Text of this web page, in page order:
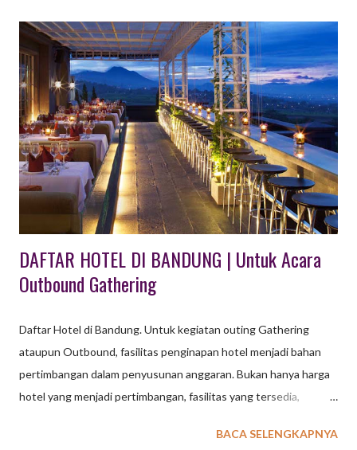
Kuningan dan Cirebon sebagai destinasi yang menarik.
Tentunya paket outing outbound gathering perlu dikemas secra
apik dengan menggabungkan beberapa tempat wisata di
Majalengka dan Kuningan. Berikut ini beberapa ulasan tempat
wisata di Majalengka & Kuningan yang kami ambil dari sumber
www.tempatwisataunik.com 40 Tempat Wisata di Majalengka &
Kuningan Kabupaten di Jawa Barat ini pada awalnya bernama
Kabupaten Maja. Berlokasi di bagian timur Jawa Ba...
DAFTAR HOTEL DI BANDUNG | Untuk Acara
Outbound Gathering
Daftar Hotel di Bandung. Untuk kegiatan outing Gathering
ataupun Outbound, fasilitas penginapan hotel menjadi bahan
pertimbangan dalam penyusunan anggaran. Bukan hanya harga
hotel yang menjadi pertimbangan, fasilitas yang tersedia,
menjadi bahan pertimbangan. Kota Bandung saat ini
BACA SELENGKAPNYA